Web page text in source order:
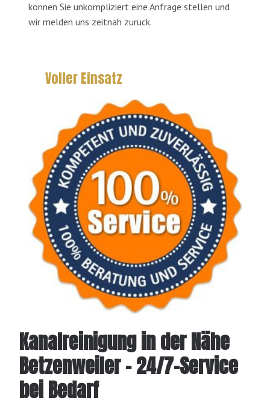
Kanalreinigung in der Nähe
Betzenweiler – 24/7-Service
bei Bedarf
können Sie unkompliziert eine Anfrage stellen und
wir melden uns zeitnah zurück.
Voller Einsatz